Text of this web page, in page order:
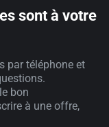
sont à votre
par téléphone et
bon
à une offre,